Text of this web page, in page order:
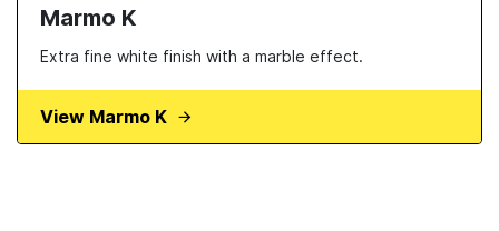
Marmo K
Extra fine white finish with a marble effect.
View Marmo K